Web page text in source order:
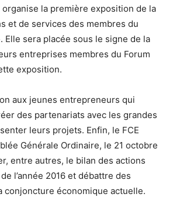
organise la première exposition de la
et de services des membres du
Elle sera placée sous le signe de la
entreprises membres du Forum
exposition.
aux jeunes entrepreneurs qui
des partenariats avec les grandes
leurs projets. Enfin, le FCE
Générale Ordinaire, le 21 octobre
entre autres, le bilan des actions
l’année 2016 et débattre des
conjoncture économique actuelle.